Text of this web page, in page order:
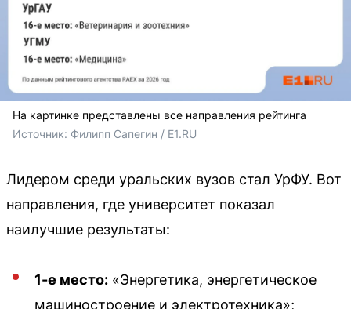
На картинке представлены все направления рейтинга
Источник: Филипп Сапегин / E1.RU
Лидером среди уральских вузов стал УрФУ. Вот
направления, где университет показал
наилучшие результаты:
1-е место: «Энергетика, энергетическое
машиностроение и электротехника»;